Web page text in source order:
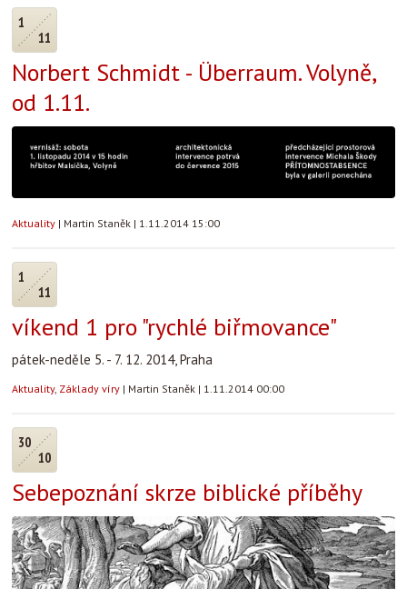
1
11
Norbert Schmidt - Überraum. Volyně,
od 1.11.
Aktuality | Martin Staněk | 1.11.2014 15:00
1
11
víkend 1 pro "rychlé biřmovance​"​​
pátek-​neděle ​5. - 7. 12. 2014, Praha​
Aktuality, Základy víry | Martin Staněk | 1.11.2014 00:00
30
10
Sebepoznání skrze biblické příběhy